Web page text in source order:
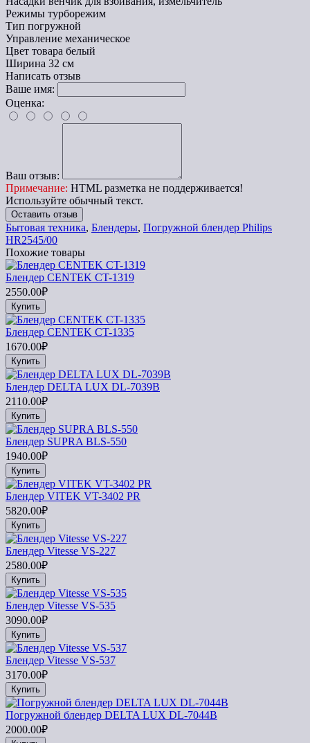
Режимы турборежим
Тип погружной
Управление механическое
Цвет товара белый
Ширина 32 см
Написать отзыв
Ваше имя:
Оценка:
Ваш отзыв:
Примечание: HTML разметка не поддерживается!
Используйте обычный текст.
Оставить отзыв
Бытовая техника, Блендеры, Погружной блендер Philips
HR2545/00
Похожие товары
Блендер CENTEK CT-1319
2550.00₽
Купить
Блендер CENTEK CT-1335
1670.00₽
Купить
Блендер DELTA LUX DL-7039B
2110.00₽
Купить
Блендер SUPRA BLS-550
1940.00₽
Купить
Блендер VITEK VT-3402 PR
5820.00₽
Купить
Блендер Vitesse VS-227
2580.00₽
Купить
Блендер Vitesse VS-535
3090.00₽
Купить
Блендер Vitesse VS-537
3170.00₽
Купить
Погружной блендер DELTA LUX DL-7044B
2000.00₽